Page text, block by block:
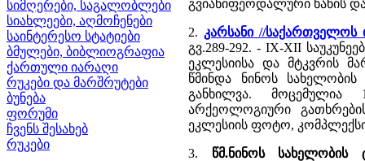
სიმღერები, საგალობლები
სიახლეები, აღმოჩენები
საინტერესო სტატიები
ბმულები, ბიბლიოგრაფია
ქართული იარაღი
რუკები და მარშრუტები
ბუნება
ფორუმი
ჩვენს შესახებ
რუკები
გვიანიფეოდალური ხანის
2. კარსანი //
გვ.289-292. - IX-XII
ეკლესიისა და მტკვრის
წმინდა ნინოს
განხილვა. მოცემულია
არქეოლოგიური
ეკლესიის ფოტო,
3. წმ.ნინოს